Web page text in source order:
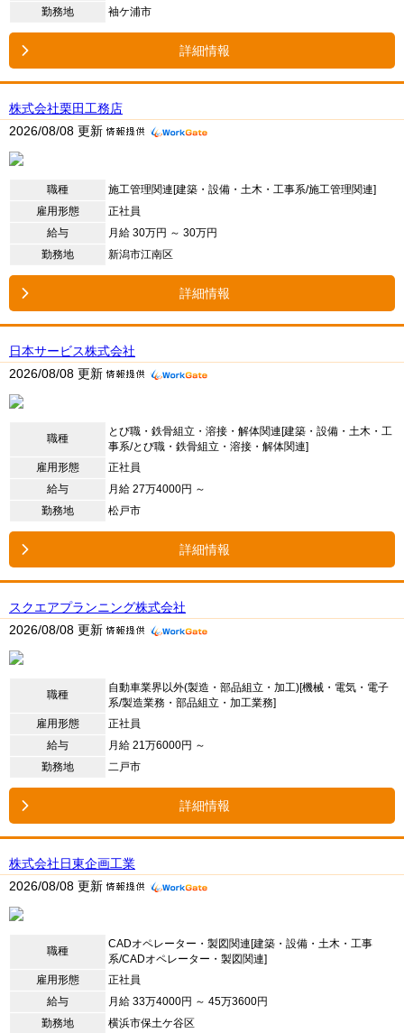
勤務地
袖ケ浦市
詳細情報
株式会社栗田工務店
2026/08/08 更新
職種
施工管理関連[建築・設備・土木・工事系/施工管理関連]
雇用形態
正社員
給与
月給 30万円 ～ 30万円
勤務地
新潟市江南区
詳細情報
日本サービス株式会社
2026/08/08 更新
職種
とび職・鉄骨組立・溶接・解体関連[建築・設備・土木・工
事系/とび職・鉄骨組立・溶接・解体関連]
雇用形態
正社員
給与
月給 27万4000円 ～
勤務地
松戸市
詳細情報
スクエアプランニング株式会社
2026/08/08 更新
職種
自動車業界以外(製造・部品組立・加工)[機械・電気・電子
系/製造業務・部品組立・加工業務]
雇用形態
正社員
給与
月給 21万6000円 ～
勤務地
二戸市
詳細情報
株式会社日東企画工業
2026/08/08 更新
職種
CADオペレーター・製図関連[建築・設備・土木・工事
系/CADオペレーター・製図関連]
雇用形態
正社員
給与
月給 33万4000円 ～ 45万3600円
勤務地
横浜市保土ケ谷区